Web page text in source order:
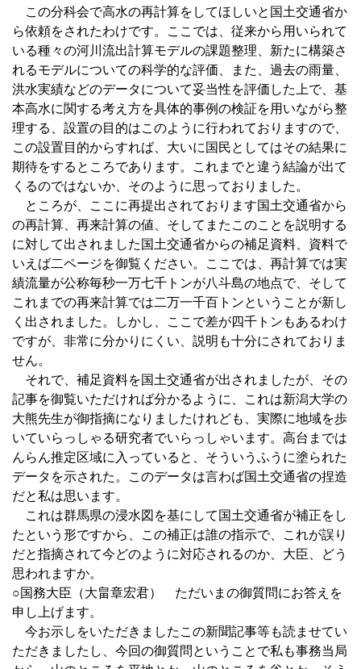
この分科会で高水の再計算をしてほしいと国土交通省か
ら依頼をされたわけです。ここでは、従来から用いられて
いる種々の河川流出計算モデルの課題整理、新たに構築さ
れるモデルについての科学的な評価、また、過去の雨量、
洪水実績などのデータについて妥当性を評価した上で、基
本高水に関する考え方を具体的事例の検証を用いながら整
理する、設置の目的はこのように行われておりますので、
この設置目的からすれば、大いに国民としてはその結果に
期待をするところであります。これまでと違う結論が出て
くるのではないか、そのように思っておりました。
ところが、ここに再提出されております国土交通省から
の再計算、再来計算の値、そしてまたこのことを説明する
に対して出されました国土交通省からの補足資料、資料で
いえば二ページを御覧ください。ここでは、再計算では実
績流量が公称毎秒一万七千トンが八斗島の地点で、そして
これまでの再来計算では二万一千百トンということが新し
く出されました。しかし、ここで差が四千トンもあるわけ
ですが、非常に分かりにくい、説明も十分にされておりま
せん。
それで、補足資料を国土交通省が出されましたが、その
記事を御覧いただければ分かるように、これは新潟大学の
大熊先生が御指摘になりましたけれども、実際に地域を歩
いていらっしゃる研究者でいらっしゃいます。高台までは
んらん推定区域に入っていると、そういうふうに塗られた
データを示された。このデータは言わば国土交通省の捏造
だと私は思います。
これは群馬県の浸水図を基にして国土交通省が補正をし
たという形ですから、この補正は誰の指示で、これが誤り
だと指摘されて今どのように対応されるのか、大臣、どう
思われますか。
○国務大臣（大畠章宏君） ただいまの御質問にお答えを
申し上げます。
今お示しをいただきましたこの新聞記事等も読ませてい
ただきましたし、今回の御質問ということで私も事務当局